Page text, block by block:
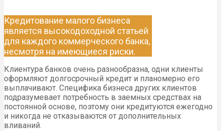
Кредитование малого бизнеса
является высокодоходной статьей
для каждого коммерческого банка,
несмотря на имеющиеся риски.
Клиентура банков очень разнообразна, одни клиенты
оформляют долгосрочный кредит и планомерно его
выплачивают. Специфика бизнеса других клиентов
подразумевает потребность в заемных средствах на
постоянной основе, поэтому они кредитуются ежегодно
и никогда не отказываются от дополнительных
вливаний.